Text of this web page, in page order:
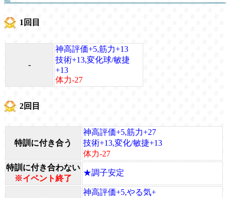
1回目
-
神高評価+5,筋力+13
技術+13,変化球/敏捷
+13
体力-27
2回目
特訓に付き合う
神高評価+5,筋力+27
技術+13,変化/敏捷+13
体力-27
特訓に付き合わない
※イベント終了
★調子安定
神高評価+5,やる気+